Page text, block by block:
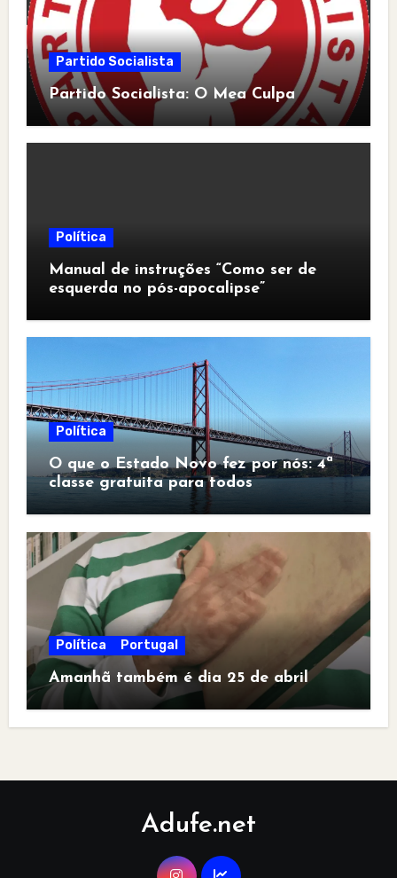
Partido Socialista
Partido Socialista: O Mea Culpa
Política
Manual de instruções “Como ser de
esquerda no pós-apocalipse”
Política
O que o Estado Novo fez por nós: 4ª
classe gratuita para todos
Política Portugal
Amanhã também é dia 25 de abril
Adufe.net